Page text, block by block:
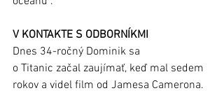
V KONTAKTE S ODBORNÍKMI
Dnes 34-ročný Dominik sa
o Titanic začal zaujímať, keď mal sedem
rokov a videl film od Jamesa Camerona.